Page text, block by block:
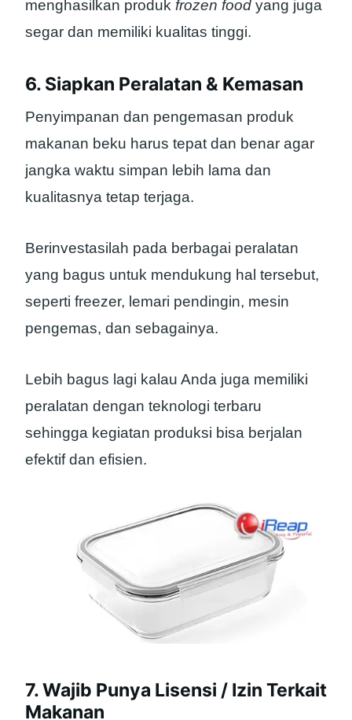
menghasilkan produk frozen food yang juga
segar dan memiliki kualitas tinggi.
6. Siapkan Peralatan & Kemasan
Penyimpanan dan pengemasan produk
makanan beku harus tepat dan benar agar
jangka waktu simpan lebih lama dan
kualitasnya tetap terjaga.
Berinvestasilah pada berbagai peralatan
yang bagus untuk mendukung hal tersebut,
seperti freezer, lemari pendingin, mesin
pengemas, dan sebagainya.
Lebih bagus lagi kalau Anda juga memiliki
peralatan dengan teknologi terbaru
sehingga kegiatan produksi bisa berjalan
efektif dan efisien.
7. Wajib Punya Lisensi / Izin Terkait
Makanan